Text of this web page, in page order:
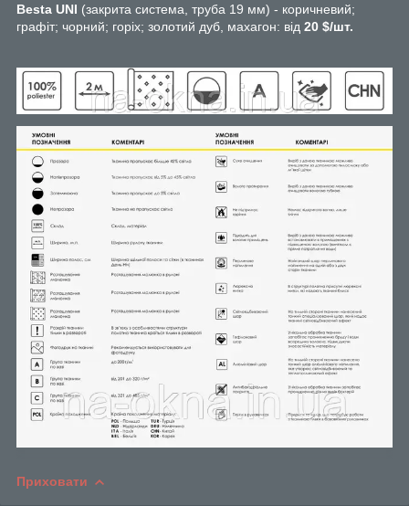
Besta UNI (закрита система, труба 19 мм) - коричневий;
графіт; чорний; горіх; золотий дуб, махагон: від 20 $/шт.
Приховати